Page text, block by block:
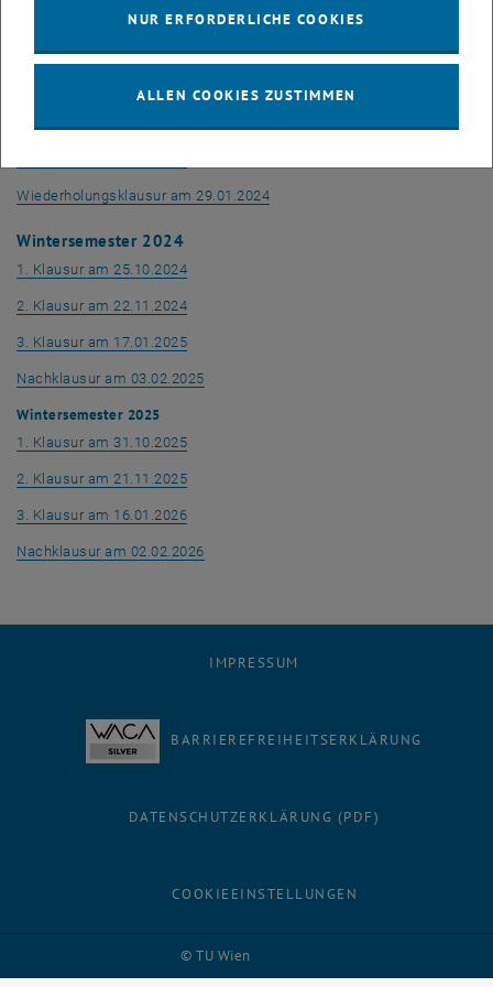
Wiederholungsklausur am 06.02.2023, öffnet eine externe URL in
Wintersemester 2023
1. Klausur am 27.10.2023
2. Klausur am 24.11.2023
Wiederholungsklausur am 29.01.2024, öffnet eine externe URL in
Wintersemester 2024
1. Klausur am 25.10.2024, öffnet eine externe URL in einem neuen
2. Klausur am 22.11.2024, öffnet eine externe URL in einem neuen
3. Klausur am 17.01.2025, öffnet eine externe URL in einem neuen
Nachklausur am 03.02.2025, öffnet eine externe URL in einem neuen
Wintersemester 2025
1. Klausur am 31.10.2025, öffnet eine externe URL in einem neuen
2. Klausur am 21.11.2025, öffnet eine externe URL in einem neuen
3. Klausur am 16.01.2026, öffnet eine externe URL in einem neuen
Nachklausur am 02.02.2026, öffnet eine externe URL in einem neuen
© TU Wien
IMPRESSUM
BARRIEREFREIHEITSERKLÄRUNG
DATENSCHUTZERKLÄRUNG (PDF)
COOKIEEINSTELLUNGEN
NUR ERFORDERLICHE COOKIES
ALLEN COOKIES ZUSTIMMEN